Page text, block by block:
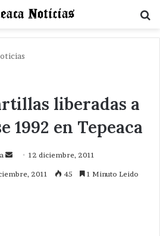
liberadas a
1992 en Tepeaca
Send12 diciembre, 2011
2011 45 1 Minuto Leido